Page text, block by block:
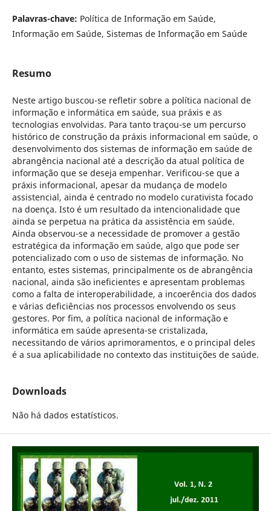
Palavras-chave: Política de Informação em Saúde,
Informação em Saúde, Sistemas de Informação em Saúde
Resumo
Neste artigo buscou-se refletir sobre a política nacional de
informação e informática em saúde, sua práxis e as
tecnologias envolvidas. Para tanto traçou-se um percurso
histórico de construção da práxis informacional em saúde, o
desenvolvimento dos sistemas de informação em saúde de
abrangência nacional até a descrição da atual política de
informação que se deseja empenhar. Verificou-se que a
práxis informacional, apesar da mudança de modelo
assistencial, ainda é centrado no modelo curativista focado
na doença. Isto é um resultado da intencionalidade que
ainda se perpetua na prática da assistência em saúde.
Ainda observou-se a necessidade de promover a gestão
estratégica da informação em saúde, algo que pode ser
potencializado com o uso de sistemas de informação. No
entanto, estes sistemas, principalmente os de abrangência
nacional, ainda são ineficientes e apresentam problemas
como a falta de interoperabilidade, a incoerência dos dados
e várias deficiências nos processos envolvendo os seus
gestores. Por fim, a política nacional de informação e
informática em saúde apresenta-se cristalizada,
necessitando de vários aprimoramentos, e o principal deles
é a sua aplicabilidade no contexto das instituições de saúde.
Downloads
Não há dados estatísticos.